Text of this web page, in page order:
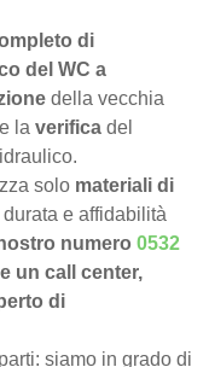
di
del WC a
della vecchia
laverifica del
solo materiali di
e affidabilità
numero0532
un call center,
di
siamo in grado di